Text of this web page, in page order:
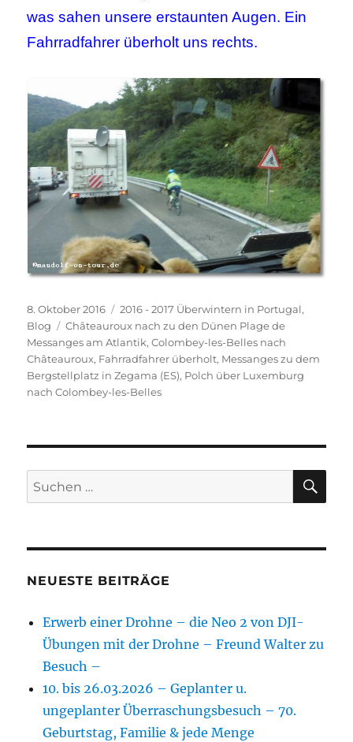
was sahen unsere erstaunten Augen. Ein
Fahrradfahrer überholt uns rechts.
Veröffentlicht
am
8. Oktober 2016 Kategorien
2016 - 2017 Überwintern in Portugal,
Blog
Schlagwörter
Châteauroux nach zu den Dünen Plage de
Messanges am Atlantik,Colombey-les-Belles nach
Châteauroux, Fahrradfahrer überholt, Messanges zu dem
Bergstellplatz in Zegama (ES), Polch über Luxemburg
nach Colombey-les-Belles
Suchen
nach:
NEUESTE BEITRÄGE
Erwerb einer Drohne – die Neo 2 von DJI-
Übungen mit der Drohne – Freund Walter zu
Besuch –
10. bis 26.03.2026 – Geplanter u.
ungeplanter Überraschungsbesuch – 70.
Geburtstag, Familie & jede Menge